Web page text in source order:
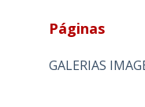
Páginas
GALERIAS